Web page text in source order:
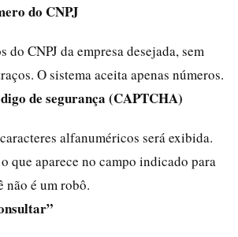
do CNPJ
CNPJ da empresa desejada, sem
O sistema aceita apenas números.
de segurança (CAPTCHA)
alfanuméricos será exibida.
que aparece no campo indicado para
não é um robô.